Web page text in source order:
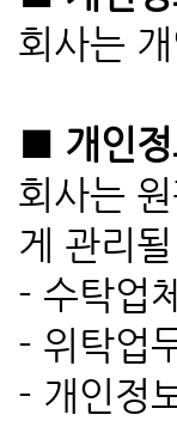
회사는
■ 개인정
회사는
게 관리
- 수탁업
- 위탁업
- 개인정